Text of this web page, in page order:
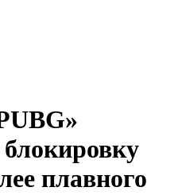
плавного